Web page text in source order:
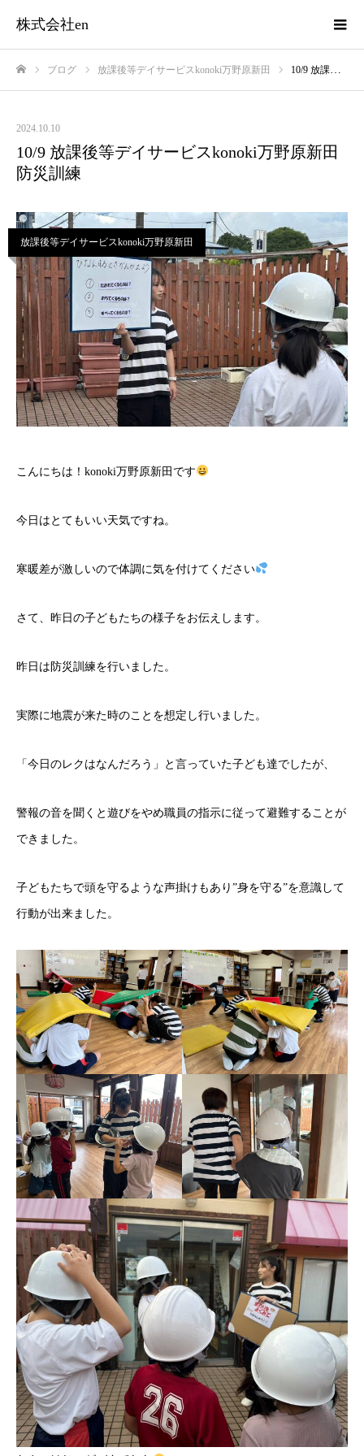
株式会社en
ブログ 放課後等デイサービスkonoki万野原新田 10/9 放課後等デイサービスkonoki万野原新田 防災訓練
2024.10.10
10/9 放課後等デイサービスkonoki万野原新田
防災訓練
放課後等デイサービスkonoki万野原新田
こんにちは！konoki万野原新田です
今日はとてもいい天気ですね。
寒暖差が激しいので体調に気を付けてください
さて、昨日の子どもたちの様子をお伝えします。
昨日は防災訓練を行いました。
実際に地震が来た時のことを想定し行いました。
「今日のレクはなんだろう」と言っていた子ども達でしたが、
警報の音を聞くと遊びをやめ職員の指示に従って避難することが
できました。
子どもたちで頭を守るような声掛けもあり”身を守る”を意識して
行動が出来ました。